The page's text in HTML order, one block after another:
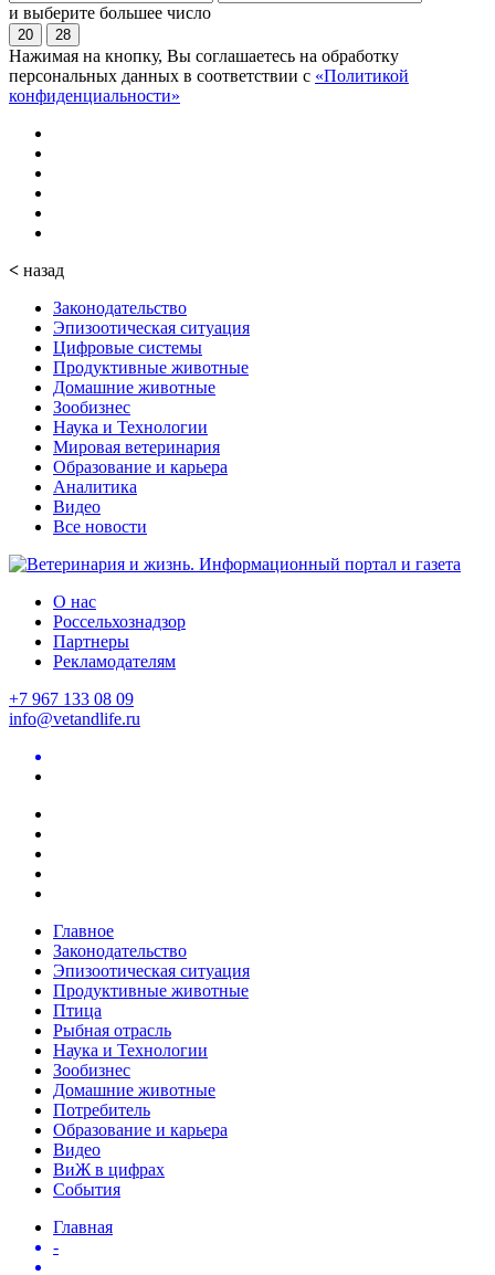
и выберите большее число
20 28
Нажимая на кнопку, Вы соглашаетесь на обработку
персональных данных в соответствии с «Политикой
конфиденциальности»
< назад
Законодательство
Эпизоотическая ситуация
Цифровые системы
Продуктивные животные
Домашние животные
Зообизнес
Наука и Технологии
Мировая ветеринария
Образование и карьера
Аналитика
Видео
Все новости
О нас
Россельхознадзор
Партнеры
Рекламодателям
+7 967 133 08 09
info@vetandlife.ru
Главное
Законодательство
Эпизоотическая ситуация
Продуктивные животные
Птица
Рыбная отрасль
Наука и Технологии
Зообизнес
Домашние животные
Потребитель
Образование и карьера
Видео
ВиЖ в цифрах
События
Главная
-